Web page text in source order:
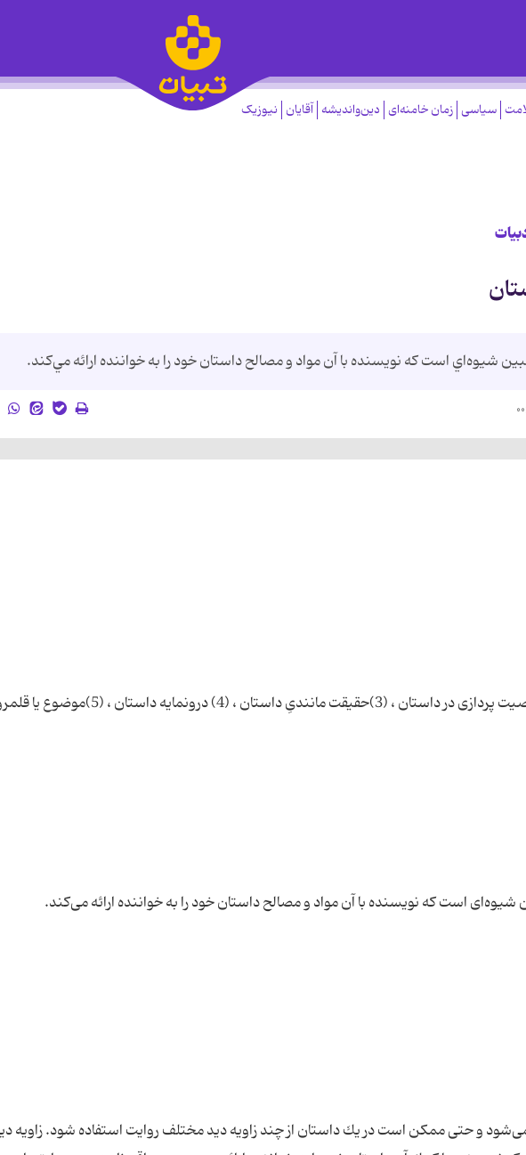
سیاسی زمان خامنه‌ای دین‌واندیشه آقایان نیوزیک
مبين شيوه‌اي است كه نويسنده با آن مواد و مصالح داستان خود را به خواننده ارائه مي‌كند.